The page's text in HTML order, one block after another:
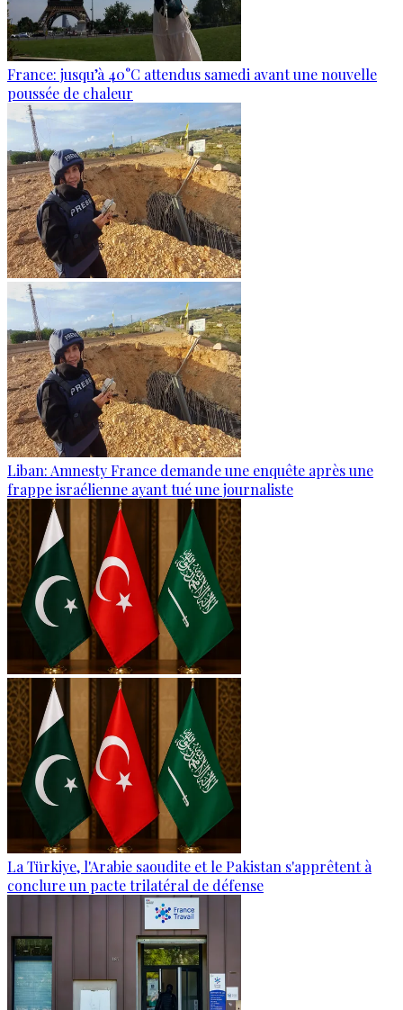
France: jusqu’à 40°C attendus samedi avant une nouvelle
poussée de chaleur
Liban: Amnesty France demande une enquête après une
frappe israélienne ayant tué une journaliste
La Türkiye, l'Arabie saoudite et le Pakistan s'apprêtent à
conclure un pacte trilatéral de défense